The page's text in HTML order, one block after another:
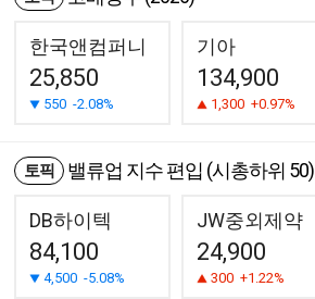
한국앤컴퍼니
25,850
550 -2.08%
기아
134,900
1,300 +0.97%
토픽 밸류업 지수 편입 (시총하위 50)
DB하이텍
84,100
4,500 -5.08%
JW중외제약
24,900
300 +1.22%